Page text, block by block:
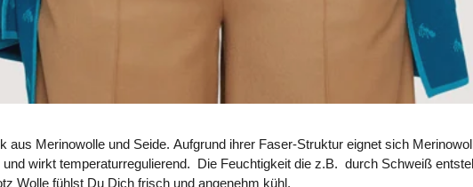
o
r
i
Merinowolle und Seide. Aufgrund ihrer Faser-Struktur eignet sich
wirkt temperaturregulierend. Die Feuchtigkeit die z.B. durch Schweiß
Wolle fühlst Du Dich frisch und angenehm kühl.